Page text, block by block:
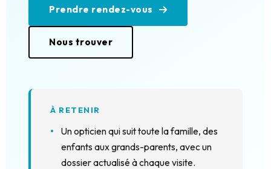
Prendre rendez-vous
Nous trouver
À RETENIR
Un opticien qui suit toute la famille, des
enfants aux grands-parents, avec un
dossier actualisé à chaque visite.